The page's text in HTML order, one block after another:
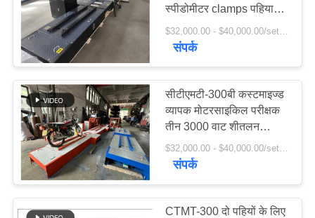
BLOG
एक
बोली
का
अनुरोध
DOWN
LOAD
स्पीडोमीटर परीक्षक
8
स्पीडोमीटर clamps पहिया
संरेखण हेडलाइट परीक्षक
$32,000.00 - $40,000.00/sets MOQ:1 इकाई
संपर्क
सीटीएमटी-300बी कस्टमाइज्ड
व्यापक मोटरसाइकिल परीक्षक
तीन 3000 वाट शीतलन
प्रशंसकों के साथ विशेष रूप से
भूमिगत संचालन के लिए
$32,000.00 - $40,000.00/sets MOQ:1 इकाई
संपर्क
CTMT-300 दो पहियों के लिए